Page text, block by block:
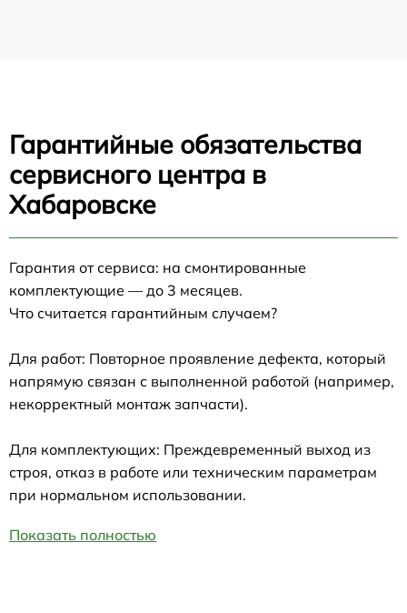
Гарантийные обязательства
сервисного центра в
Хабаровске
Гарантия от сервиса: на смонтированные
комплектующие — до 3 месяцев.
Что считается гарантийным случаем?
Для работ: Повторное проявление дефекта, который
напрямую связан с выполненной работой (например,
некорректный монтаж запчасти).
Для комплектующих: Преждевременный выход из
строя, отказ в работе или техническим параметрам
при нормальном использовании.
Показать полностью